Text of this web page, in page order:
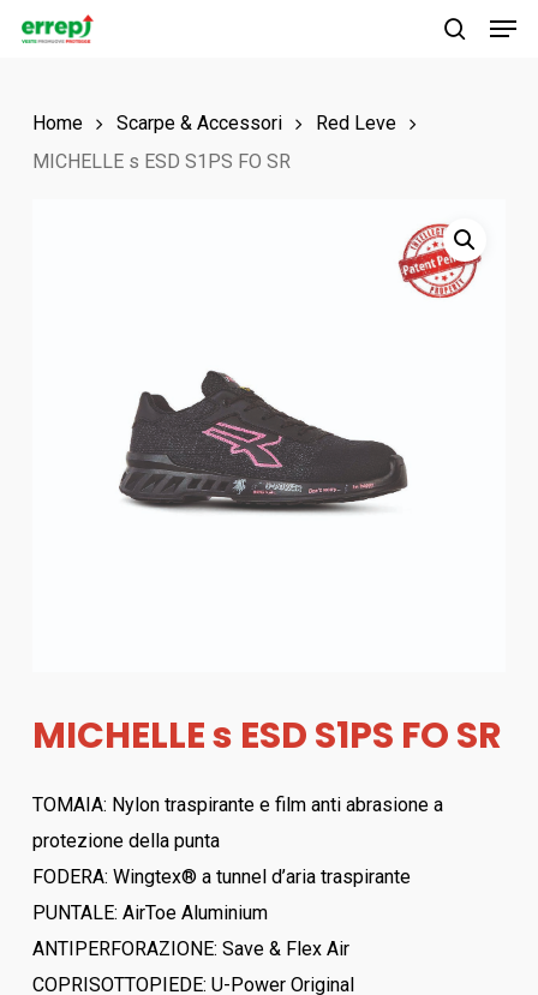
Skip
contentHome Scarpe & Accessori
Red Leve
MICHELLE s ESD S1PS FO SR
MICHELLE s ESD S1PS FO SR
TOMAIA: Nylon traspirante e film anti abrasione a
protezione della punta
FODERA: Wingtex® a tunnel d’aria traspirante
PUNTALE: AirToe Aluminium
ANTIPERFORAZIONE: Save & Flex Air
COPRISOTTOPIEDE: U-Power Original